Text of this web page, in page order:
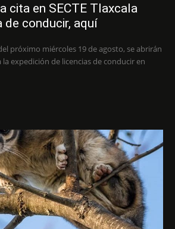
cita en SECTE Tlaxcala
de conducir, aquí
próximo miércoles 19 de agosto, se abrirán
expedición de licencias de conducir en